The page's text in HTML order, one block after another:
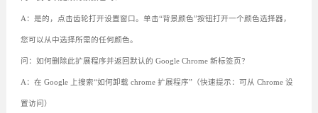
A：是的，点击齿轮打开设置窗口。单击“背景颜色”按钮打开一个颜色选择器，
您可以从中选择所需的任何颜色。
问：如何删除此扩展程序并返回默认的 Google Chrome 新标签页？
A：在 Google 上搜索“如何卸载 chrome 扩展程序”（快速提示：可从 Chrome 设
置访问）